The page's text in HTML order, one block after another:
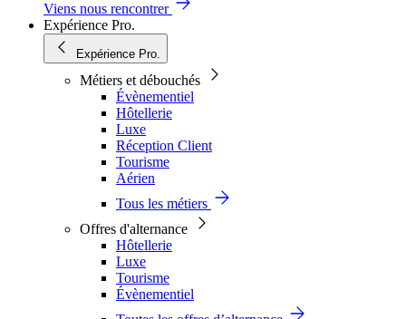
Viens nous rencontrer
Expérience Pro.
Expérience Pro.
Métiers et débouchés
Évènementiel
Hôtellerie
Luxe
Réception Client
Tourisme
Aérien
Tous les métiers
Offres d'alternance
Hôtellerie
Luxe
Tourisme
Évènementiel